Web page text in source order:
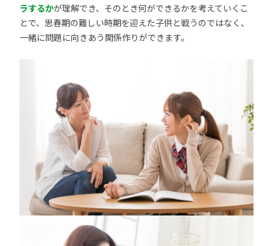
ラするかが理解でき、そのとき何ができるかを考えていくこ
とで、思春期の難しい時期を迎えた子供と戦うのではなく、
一緒に問題に向きあう関係作りができます。